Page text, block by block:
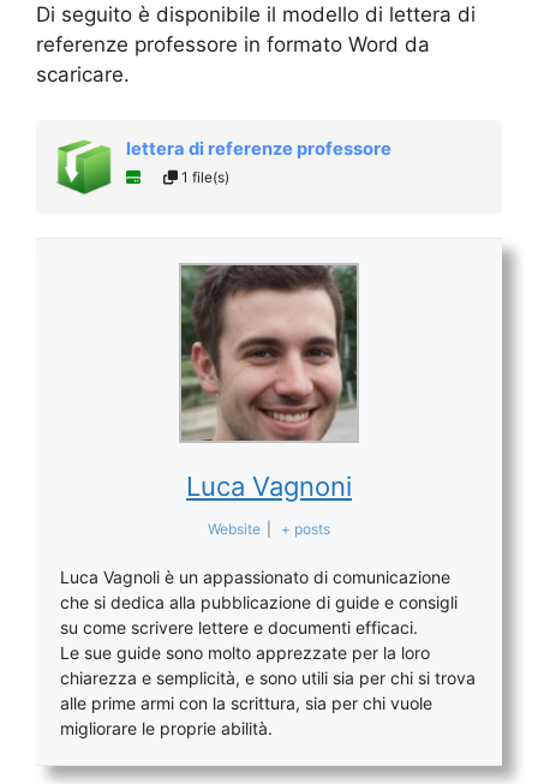
Di seguito è disponibile il modello di lettera di
referenze professore in formato Word da
scaricare.
lettera di referenze professore
1 file(s)
Luca Vagnoni
Website + posts
Luca Vagnoli è un appassionato di comunicazione
che si dedica alla pubblicazione di guide e consigli
su come scrivere lettere e documenti efficaci.
Le sue guide sono molto apprezzate per la loro
chiarezza e semplicità, e sono utili sia per chi si trova
alle prime armi con la scrittura, sia per chi vuole
migliorare le proprie abilità.